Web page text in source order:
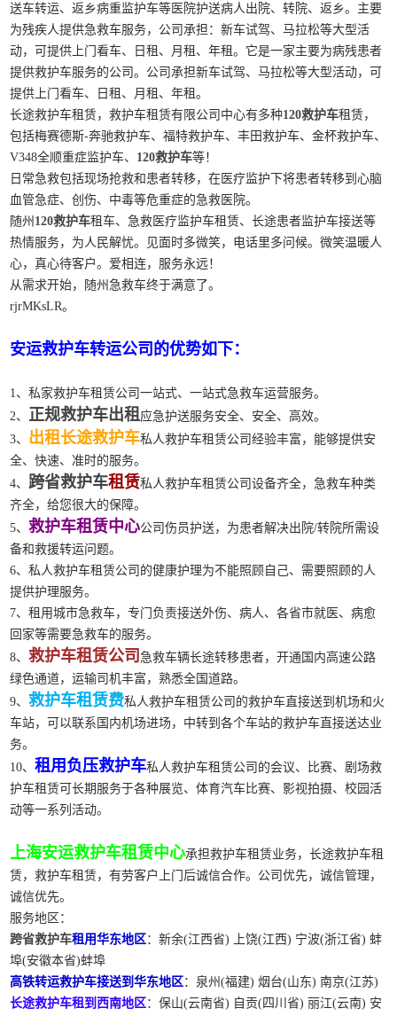
送车转运、返乡病重监护车等医院护送病人出院、转院、返乡。主要
为残疾人提供急救车服务，公司承担：新车试驾、马拉松等大型活
动，可提供上门看车、日租、月租、年租。它是一家主要为病残患者
提供救护车服务的公司。公司承担新车试驾、马拉松等大型活动，可
提供上门看车、日租、月租、年租。
长途救护车租赁，救护车租赁有限公司中心有多种120救护车租赁，
包括梅赛德斯-奔驰救护车、福特救护车、丰田救护车、金杯救护车、
V348全顺重症监护车、 120救护车等！
日常急救包括现场抢救和患者转移，在医疗监护下将患者转移到心脑
血管急症、创伤、中毒等危重症的急救医院。
随州 120救护车租车、急救医疗监护车租赁、长途患者监护车接送等
热情服务，为人民解忧。见面时多微笑，电话里多问候。微笑温暖人
心，真心待客户。爱相连，服务永远！
从需求开始，随州急救车终于满意了。
rjrMKsLR。
安运救护车转运公司的优势如下：
1、私家救护车租赁公司一站式、一站式急救车运营服务。
2、 正规救护车出租应急护送服务安全、安全、高效。
3、 出租长途救护车私人救护车租赁公司经验丰富，能够提供安
全、快速、准时的服务。
4、跨省救护车租赁私人救护车租赁公司设备齐全，急救车种类
齐全，给您很大的保障。
5、救护车租赁中心公司伤员护送，为患者解决出院/转院所需设
备和救援转运问题。
6、私人救护车租赁公司的健康护理为不能照顾自己、需要照顾的人
提供护理服务。
7、租用城市急救车，专门负责接送外伤、病人、各省市就医、病愈
回家等需要急救车的服务。
8、救护车租赁公司 急救车辆长途转移患者，开通国内高速公路
绿色通道，运输司机丰富，熟悉全国道路。
9、救护车租赁费私人救护车租赁公司的救护车直接送到机场和火
车站，可以联系国内机场进场，中转到各个车站的救护车直接送达业
务。
10、租用负压救护车私人救护车租赁公司的会议、比赛、剧场救
护车租赁可长期服务于各种展览、体育汽车比赛、影视拍摄、校园活
动等一系列活动。
上海安运救护车租赁中心承担救护车租赁业务，长途救护车租
赁，救护车租赁，有劳客户上门后诚信合作。公司优先，诚信管理，
诚信优先。
服务地区：
跨省救护车租用华东地区：新余(江西省) 上饶(江西) 宁波(浙江省) 蚌
埠(安徽本省)蚌埠
高铁转运救护车接送到华东地区：泉州(福建) 烟台(山东) 南京(江苏)
长途救护车租到西南地区：保山(云南省) 自贡(四川省) 丽江(云南) 安